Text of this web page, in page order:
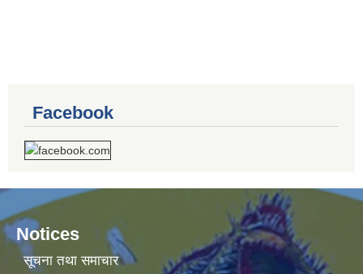
Facebook
Notices
सूचना तथा समाचार